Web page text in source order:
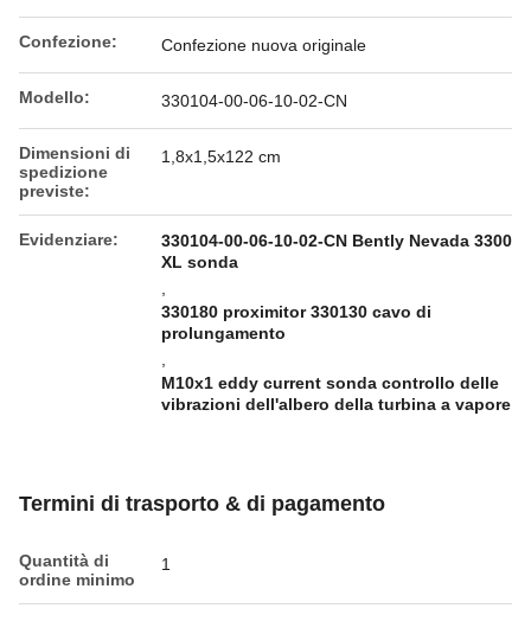
Confezione: Confezione nuova originale
Modello: 330104-00-06-10-02-CN
Dimensioni di
spedizione
previste:
1,8x1,5x122 cm
Evidenziare:
330104-00-06-10-02-CN Bently Nevada 3300
XL sonda
330180 proximitor 330130 cavo di
prolungamento
M10x1 eddy current sonda controllo delle
vibrazioni dell'albero della turbina a vapore
Termini di trasporto & di pagamento
Quantità di
ordine minimo
1